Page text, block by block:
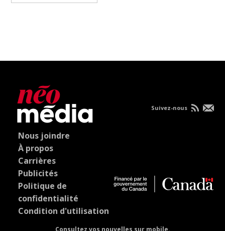
Nous joindre
À propos
Carrières
Publicités
Politique de
confidentialité
Condition d'utilisation
Suivez-nous